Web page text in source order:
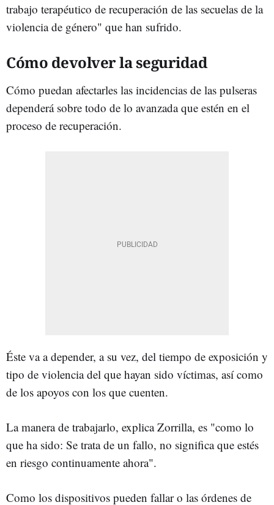
trabajo terapéutico de recuperación de las secuelas de la
violencia de género" que han sufrido.
Cómo devolver la seguridad
Cómo puedan afectarles las incidencias de las pulseras
dependerá sobre todo de lo avanzada que estén en el
proceso de recuperación.
Éste va a depender, a su vez, del tiempo de exposición y
tipo de violencia del que hayan sido víctimas, así como
de los apoyos con los que cuenten.
La manera de trabajarlo, explica Zorrilla, es "como lo
que ha sido: Se trata de un fallo, no significa que estés
en riesgo continuamente ahora".
Como los dispositivos pueden fallar o las órdenes de